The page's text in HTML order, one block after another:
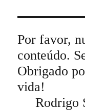
Por favor,
conteúdo.
Obrigado
Rodrigo